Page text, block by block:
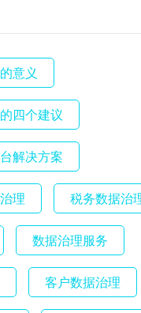
意义
四个建议
解决方案
理 税务数据治
数据治理服务
客户数据治理